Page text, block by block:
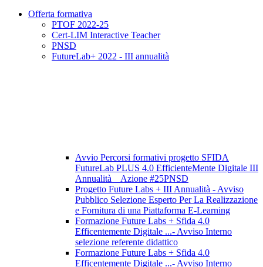
Offerta formativa
PTOF 2022-25
Cert-LIM Interactive Teacher
PNSD
FutureLab+ 2022 - III annualità
Avvio Percorsi formativi progetto SFIDA
FutureLab PLUS 4.0 EfficienteMente Digitale III
Annualità _ Azione #25PNSD
Progetto Future Labs + III Annualità - Avviso
Pubblico Selezione Esperto Per La Realizzazione
e Fornitura di una Piattaforma E-Learning
Formazione Future Labs + Sfida 4.0
Efficentemente Digitale ...- Avviso Interno
selezione referente didattico
Formazione Future Labs + Sfida 4.0
Efficentemente Digitale ...- Avviso Interno